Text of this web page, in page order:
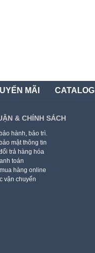
MÃI CATALOG
& CHÍNH SÁCH
hành, bảo trì.
mật thông tin
trả hàng hóa
toán
hàng online
vận chuyển